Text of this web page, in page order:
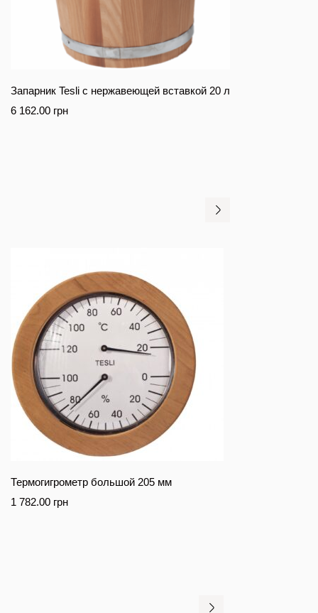
Запарник Tesli с нержавеющей вставкой 20 л
6 162.00 грн
Термогигрометр большой 205 мм
1 782.00 грн